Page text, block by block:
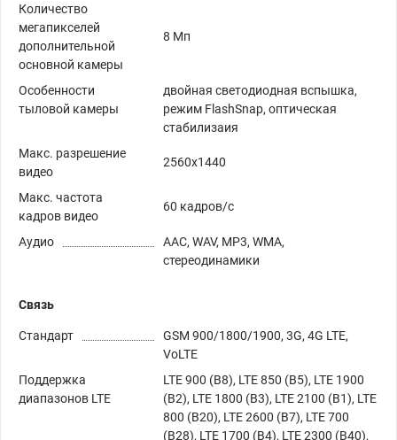
Количество
мегапикселей
дополнительной
основной камеры
8 Мп
Особенности
тыловой камеры
двойная светодиодная вспышка,
режим FlashSnap, оптическая
стабилизаия
Макс. разрешение
видео
2560x1440
Макс. частота
кадров видео
60 кадров/с
Аудио
AAC, WAV, MP3, WMA,
стереодинамики
Связь
Стандарт
GSM 900/1800/1900, 3G, 4G LTE,
VoLTE
Поддержка
диапазонов LTE
LTE 900 (B8), LTE 850 (B5), LTE 1900
(B2), LTE 1800 (B3), LTE 2100 (B1), LTE
800 (B20), LTE 2600 (B7), LTE 700
(B28), LTE 1700 (B4), LTE 2300 (B40),